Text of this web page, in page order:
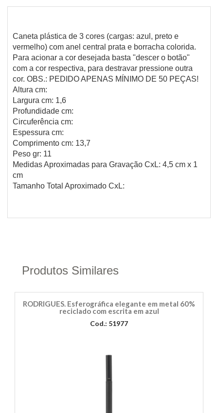
Caneta plástica de 3 cores (cargas: azul, preto e
vermelho) com anel central prata e borracha colorida.
Para acionar a cor desejada basta "descer o botão"
com a cor respectiva, para destravar pressione outra
cor. OBS.: PEDIDO APENAS MÍNIMO DE 50 PEÇAS!
Altura cm:
Largura cm: 1,6
Profundidade cm:
Circuferência cm:
Espessura cm:
Comprimento cm: 13,7
Peso gr: 11
Medidas Aproximadas para Gravação CxL: 4,5 cm x 1
cm
Tamanho Total Aproximado CxL:
Produtos Similares
RODRIGUES. Esferográfica elegante em metal 60%
reciclado com escrita em azul
Cod.: 51977